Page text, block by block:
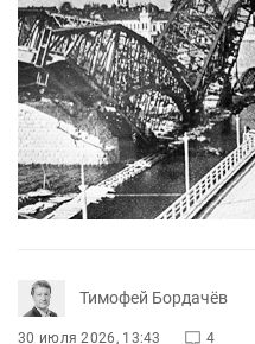
Тимофей Бордачёв
30 июля 2026, 13:43 4